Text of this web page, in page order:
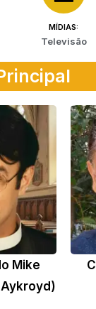
MÍDIAS:
Televisão
Mike